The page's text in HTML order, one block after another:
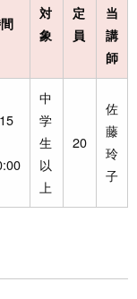
対
象
定
員
当
講
師
中
学
生
以
上
20
佐
藤
玲
子